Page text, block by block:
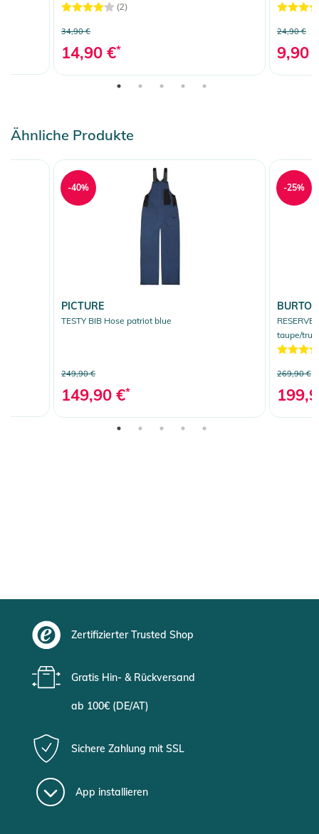
(2)
34,90 €
14,90 €*
24,90 €
9,90
Ähnliche Produkte
PICTURE
TESTY BIB Hose patriot blue
249,90 €
149,90 €*
-40%
BURTON
taupe/
269,90 €
-25%
Zertifizierter Trusted Shop
Gratis Hin- & Rückversand
ab 100€ (DE/AT)
Sichere Zahlung mit SSL
App installieren